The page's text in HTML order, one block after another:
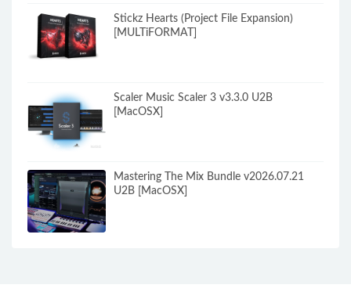
Stickz Hearts (Project File Expansion)
[MULTiFORMAT]
Scaler Music Scaler 3 v3.3.0 U2B
[MacOSX]
Mastering The Mix Bundle v2026.07.21
U2B [MacOSX]